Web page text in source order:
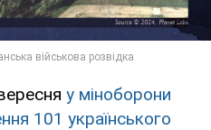
у міноборони
101 українського